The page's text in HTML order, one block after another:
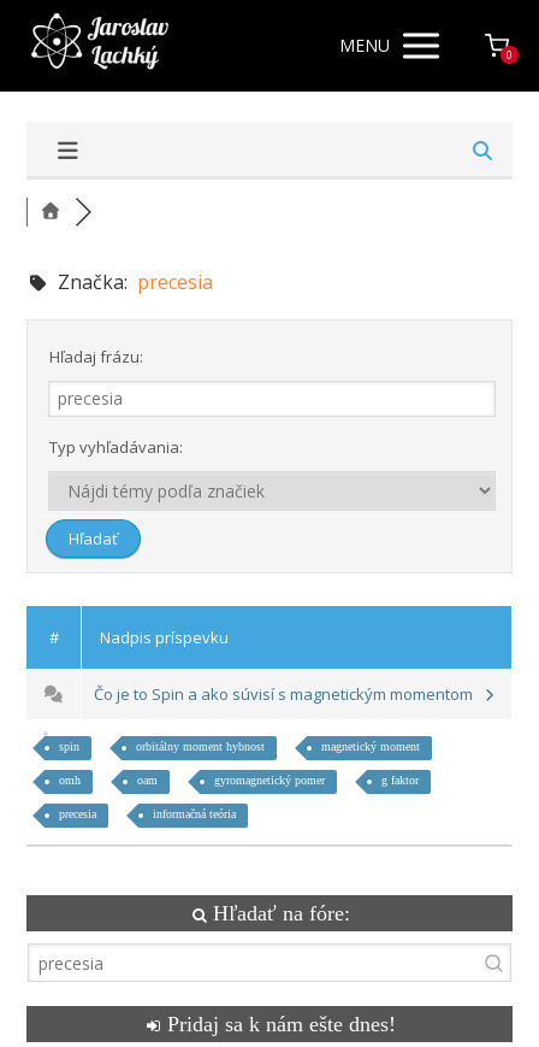
MENU 0
Značka: precesia
Hľadaj frázu:
Typ vyhľadávania:
# Nadpis príspevku
Čo je to Spin a ako súvisí s magnetickým momentom
spin orbitálny moment hybnost magnetický moment
omh oam gyromagnetický pomer g faktor
precesia informačná teória
Hľadať na fóre:
Pridaj sa k nám ešte dnes!